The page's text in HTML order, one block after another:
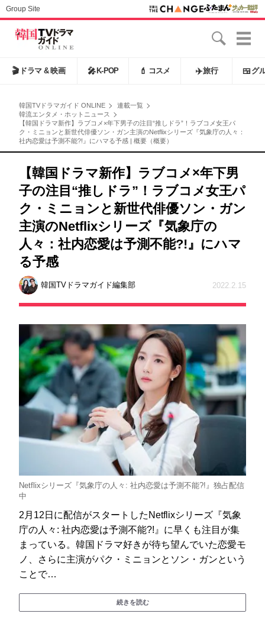
Group Site
🎬 ドラマ & 映画 🎤 K-POP 💄 コスメ ✈️旅行 🍱 グ
韓国TVドラマガイド ONLINE
連載一覧
韓流エンタメ・ホットニュース
【韓国ドラマ新作】ラブコメ×年下男子の注目“推しドラ”！ラブコメ女王パ
ク・ミニョンと新世代俳優ソン・ガン主演のNetflixシリーズ『気象庁の人々：
社内恋愛は予測不能?!』にハマる予感 | 概要（概要）
【韓国ドラマ新作】ラブコメ×年下男
子の注目“推しドラ”！ラブコメ女王パ
ク・ミニョンと新世代俳優ソン・ガン
主演のNetflixシリーズ『気象庁の
人々：社内恋愛は予測不能?!』にハマ
る予感
韓国TVドラマガイド編集部 2022.2.15
Netflixシリーズ『気象庁の人々: 社内恋愛は予測不能?!』独占配信
中
2月12日に配信がスタートしたNetflixシリーズ『気象
庁の人々: 社内恋愛は予測不能?!』に早くも注目が集
まっている。韓国ドラマ好きが待ち望んでいた恋愛モ
ノ、さらに主演がパク・ミニョンとソン・ガンという
ことで…
続きを読む